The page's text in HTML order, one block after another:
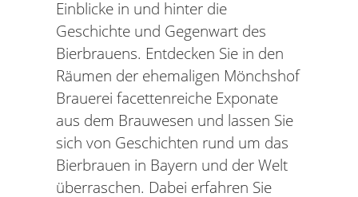
Einblicke in und hinter die
Geschichte und Gegenwart des
Bierbrauens. Entdecken Sie in den
Räumen der ehemaligen Mönchshof
Brauerei facettenreiche Exponate
aus dem Brauwesen und lassen Sie
sich von Geschichten rund um das
Bierbrauen in Bayern und der Welt
überraschen. Dabei erfahren Sie